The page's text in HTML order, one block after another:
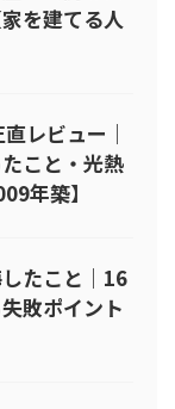
を建てる人
レビュー｜
こと・光熱
年築】
たこと｜16
敗ポイント